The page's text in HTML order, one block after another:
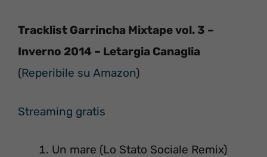
Tracklist Garrincha Mixtape vol. 3 –
Inverno 2014 – Letargia Canaglia
(Reperibile su Amazon)
Streaming gratis
Un mare (Lo Stato Sociale Remix)